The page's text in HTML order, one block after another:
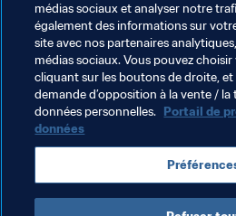
La quadruple championne du
en Russie, où elle renouera avec
Confédérations, l'épreuve qui l'a
mutation, portée par une vague
Thèmes en lien
Compétitions FIFA
médias sociaux et analyser notre
également des informations sur
site avec nos partenaires
médias sociaux. Vous pouvez
cliquant sur les boutons de droite,
demande d’opposition à la vente /
données personnelles. Portail de
données